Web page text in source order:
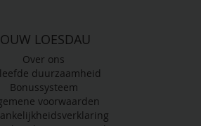
LOESDAU
Over ons
duurzaamheid
Bonussysteem
voorwaarden